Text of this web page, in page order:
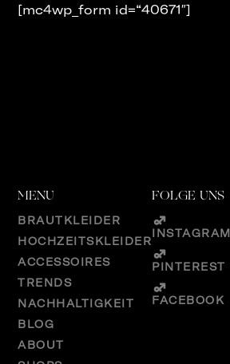
[mc4wp_form id=“40671″]
MENU
BRAUTKLEIDER
HOCHZEITSKLEIDER
ACCESSOIRES
TRENDS
NACHHALTIGKEIT
BLOG
ABOUT
FOLGE UNS
INSTAGRAM
PINTEREST
FACEBOOK